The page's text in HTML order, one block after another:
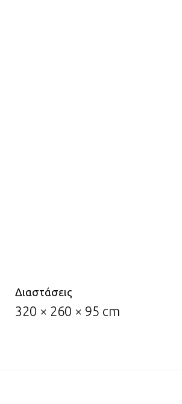
Διαστάσεις
320 × 260 × 95 cm